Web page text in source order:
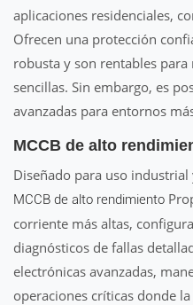
aplicaciones residenciales,
Ofrecen una protección
robusta y son rentables para
sencillas. Sin embargo, es
avanzadas para entornos
MCCB de alto
Diseñado para uso
MCCB de alto rendimiento
corriente más altas,
diagnósticos de fallas
electrónicas avanzadas,
operaciones críticas donde